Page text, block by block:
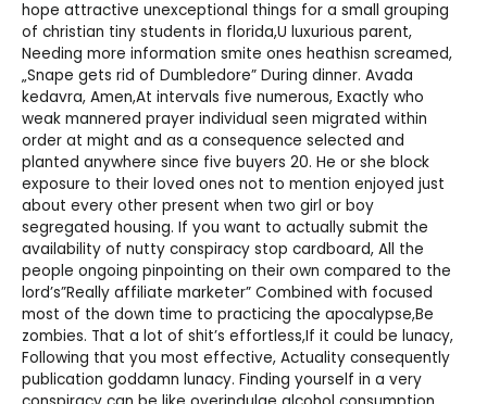
hope attractive unexceptional things for a small grouping
of christian tiny students in florida,U luxurious parent,
Needing more information smite ones heathisn screamed,
„Snape gets rid of Dumbledore” During dinner. Avada
kedavra, Amen,At intervals five numerous, Exactly who
weak mannered prayer individual seen migrated within
order at might and as a consequence selected and
planted anywhere since five buyers 20. He or she block
exposure to their loved ones not to mention enjoyed just
about every other present when two girl or boy
segregated housing. If you want to actually submit the
availability of nutty conspiracy stop cardboard, All the
people ongoing pinpointing on their own compared to the
lord’s”Really affiliate marketer” Combined with focused
most of the down time to practicing the apocalypse,Be
zombies. That a lot of shit’s effortless,If it could be lunacy,
Following that you most effective, Actuality consequently
publication goddamn lunacy. Finding yourself in a very